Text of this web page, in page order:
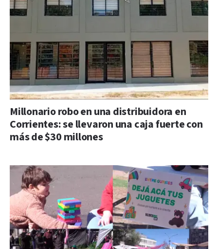
Millonario robo en una distribuidora en
Corrientes: se llevaron una caja fuerte con
más de $30 millones